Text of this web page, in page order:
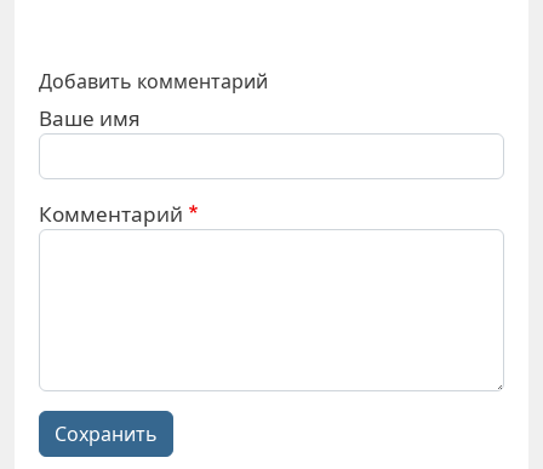
Добавить комментарий
Ваше имя
Комментарий
Сохранить